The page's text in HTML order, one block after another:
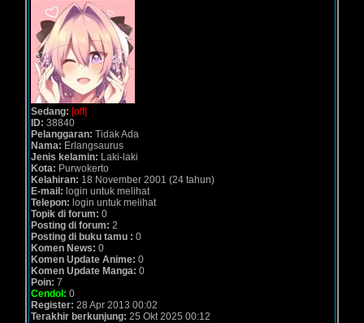
Sedang: [off]
ID: 38840
Pelanggaran: Tidak Ada
Nama: Erlangsaurus
Jenis kelamin: Laki-laki
Kota: Purwokerto
Kelahiran: 18 November 2001 (24 tahun)
E-mail: login untuk melihat
Telepon: login untuk melihat
Topik di forum: 0
Posting di forum: 2
Posting di buku tamu : 0
Komen News: 0
Komen Update Anime: 0
Komen Update Manga: 0
Poin: 7
Cendol: 0
Register: 28 Apr 2013 00:02
Terakhir berkunjung: 25 Okt 2025 00:12